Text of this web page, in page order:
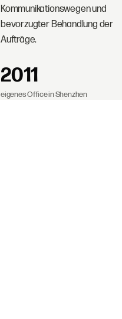
Kommunikationswegen und
bevorzugter Behandlung der
Aufträge.
2011
eigenes Office in Shenzhen